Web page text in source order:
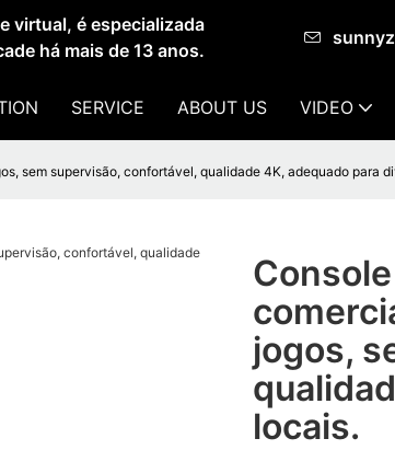
virtual, é especializada
há mais de 13 anos.
SERVICE ABOUT US VIDEO
sem supervisão, confortável, qualidade 4K, adequado para
jogos,
locais.